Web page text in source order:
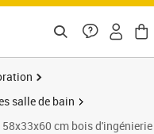
salle de bain
cm bois d'ingénierie